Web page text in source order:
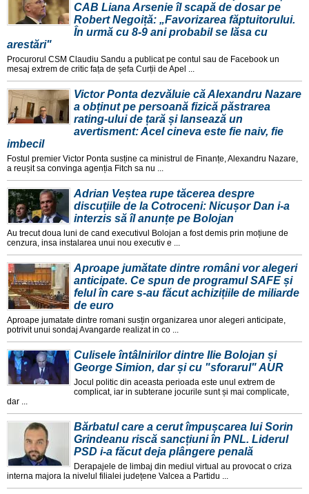
CAB Liana Arsenie îl scapă de dosar pe
Robert Negoiță: „Favorizarea făptuitorului.
În urmă cu 8-9 ani probabil se lăsa cu
arestări"
Procurorul CSM Claudiu Sandu a publicat pe contul sau de Facebook un
mesaj extrem de critic fața de șefa Curții de Apel ...
Victor Ponta dezvăluie că Alexandru Nazare
a obținut pe persoană fizică păstrarea
rating-ului de țară și lansează un
avertisment: Acel cineva este fie naiv, fie
imbecil
Fostul premier Victor Ponta susține ca ministrul de Finanțe, Alexandru Nazare,
a reușit sa convinga agenția Fitch sa nu ...
Adrian Veștea rupe tăcerea despre
discuțiile de la Cotroceni: Nicușor Dan i-a
interzis să îl anunțe pe Bolojan
Au trecut doua luni de cand executivul Bolojan a fost demis prin moțiune de
cenzura, insa instalarea unui nou executiv e ...
Aproape jumătate dintre români vor alegeri
anticipate. Ce spun de programul SAFE și
felul în care s-au făcut achizițiile de miliarde
de euro
Aproape jumatate dintre romani susțin organizarea unor alegeri anticipate,
potrivit unui sondaj Avangarde realizat in co ...
Culisele întâlnirilor dintre Ilie Bolojan și
George Simion, dar și cu "sforarul" AUR
Jocul politic din aceasta perioada este unul extrem de
complicat, iar in subterane jocurile sunt și mai complicate,
dar ...
Bărbatul care a cerut împușcarea lui Sorin
Grindeanu riscă sancțiuni în PNL. Liderul
PSD i-a făcut deja plângere penală
Derapajele de limbaj din mediul virtual au provocat o criza
interna majora la nivelul filialei județene Valcea a Partidu ...